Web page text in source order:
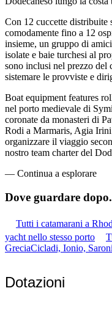
Con 12 cuccette
comodamente fino a 12
insieme, un gruppo di
isolate e baie turchesi al
sono inclusi nel prezzo del
sistemare le provviste e
Boat equipment features
nel porto medievale di
coronate da monasteri di
Rodi a Marmaris, Agia
organizzare il viaggio
nostro team charter del
— Continua a esplorare
Dove guardare dopo.
Tutti i catamarani a
yacht nello stesso porto
GreciaCicladi, Ionio,
Dotazioni